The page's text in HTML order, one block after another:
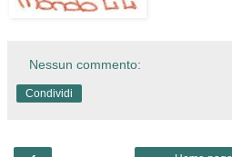
Nessun commento:
Condividi